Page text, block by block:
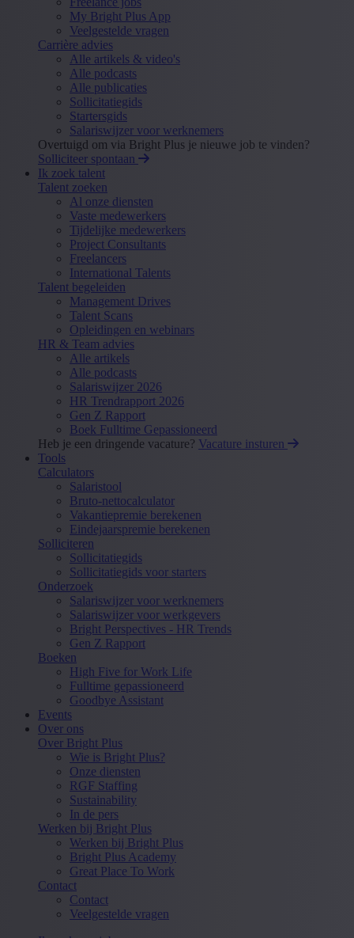
My Bright Plus App
Veelgestelde vragen
Carrière advies
Alle artikels & video's
Alle podcasts
Alle publicaties
Sollicitatiegids
Startersgids
Salariswijzer voor werknemers
Overtuigd om via Bright Plus je nieuwe job te vinden?
Solliciteer spontaan
Ik zoek talent
Talent zoeken
Al onze diensten
Vaste medewerkers
Tijdelijke medewerkers
Project Consultants
Freelancers
International Talents
Talent begeleiden
Management Drives
Talent Scans
Opleidingen en webinars
HR & Team advies
Alle artikels
Alle podcasts
Salariswijzer 2026
HR Trendrapport 2026
Gen Z Rapport
Boek Fulltime Gepassioneerd
Heb je een dringende vacature? Vacature insturen
Tools
Calculators
Salaristool
Bruto-nettocalculator
Vakantiepremie berekenen
Eindejaarspremie berekenen
Solliciteren
Sollicitatiegids
Sollicitatiegids voor starters
Onderzoek
Salariswijzer voor werknemers
Salariswijzer voor werkgevers
Bright Perspectives - HR Trends
Gen Z Rapport
Boeken
High Five for Work Life
Fulltime gepassioneerd
Goodbye Assistant
Events
Over ons
Over Bright Plus
Wie is Bright Plus?
Onze diensten
RGF Staffing
Sustainability
In de pers
Werken bij Bright Plus
Werken bij Bright Plus
Bright Plus Academy
Great Place To Work
Contact
Contact
Veelgestelde vragen